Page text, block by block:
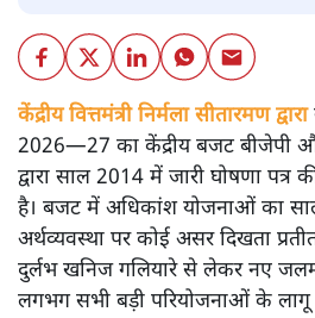
केंद्रीय वित्तमंत्री निर्मला सीतारमण द्वारा
2026—27 का केंद्रीय बजट बीजेपी और
द्वारा साल 2014 में जारी घोषणा पत्र
है। बजट में अधिकांश योजनाओं का
अर्थव्यवस्था पर कोई असर दिखता
दुर्लभ खनिज गलियारे से लेकर नए
लगभग सभी बड़ी परियोजनाओं के लागू